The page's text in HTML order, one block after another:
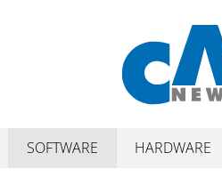
SOFTWARE HARDWARE